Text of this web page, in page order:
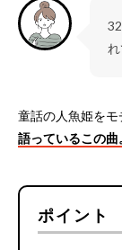
童話の人魚姫をモ
語っているこの曲
ポイント